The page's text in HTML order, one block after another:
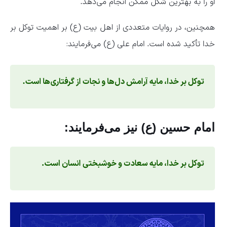
همچنین، در روایات متعددی از اهل بیت (ع) بر اهمیت توکل بر
خدا تأکید شده است. امام علی (ع) می‌فرمایند:
توکل بر خدا، مایه آرامش دل‌ها و نجات از گرفتاری‌ها است.
امام حسین (ع) نیز می‌فرمایند:
توکل بر خدا، مایه سعادت و خوشبختی انسان است.